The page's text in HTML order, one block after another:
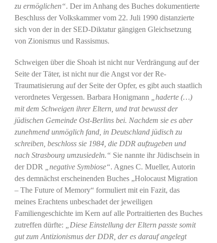
zu ermöglichen“. Der im Anhang des Buches dokumentierte
Beschluss der Volkskammer vom 22. Juli 1990 distanzierte
sich von der in der SED-Diktatur gängigen Gleichsetzung
von Zionismus und Rassismus.
Schweigen über die Shoah ist nicht nur Verdrängung auf der
Seite der Täter, ist nicht nur die Angst vor der Re-
Traumatisierung auf der Seite der Opfer, es gibt auch staatlich
verordnetes Vergessen. Barbara Honigmann
„haderte (…)
mit dem Schweigen ihrer Eltern, und trat bewusst der
jüdischen Gemeinde Ost-Berlins bei. Nachdem sie es aber
zunehmend unmöglich fand, in Deutschland jüdisch zu
schreiben, beschloss sie 1984, die DDR aufzugeben und
nach Strasbourg umzusiedeln.“ Sie nannte ihr Jüdischsein in
der DDR
„negative Symbiose“. Agnes C. Mueller, Autorin
des demnächst erscheinenden Buches „Holocaust Migration
– The Future of Memory“ formuliert mit ein Fazit, das
meines Erachtens unbeschadet der jeweiligen
Familiengeschichte im Kern auf alle Portraitierten des Buches
zutreffen dürfte:
„Diese Einstellung der Eltern passte somit
gut zum Antizionismus der DDR, der es darauf angelegt